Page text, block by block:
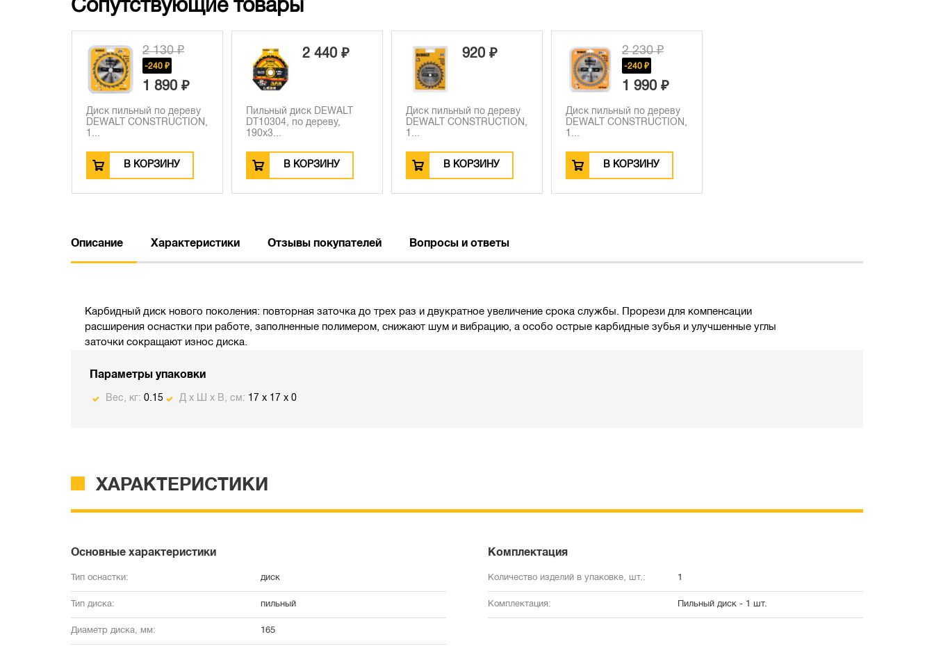
Сопутствующие товары
2 130 ₽
-240 ₽
1 890 ₽
Диск пильный по дереву
DEWALT CONSTRUCTION,
1...
В КОРЗИНУ
2 440 ₽
Пильный диск DEWALT
DT10304, по дереву,
190х3...
В КОРЗИНУ
920 ₽
Диск пильный по дереву
DEWALT CONSTRUCTION,
1...
В КОРЗИНУ
2 230 ₽
-240 ₽
1 990 ₽
Диск пильный по дереву
DEWALT CONSTRUCTION,
1...
В КОРЗИНУ
Описание Характеристики Отзывы покупателей Вопросы и ответы
Карбидный диск нового поколения: повторная заточка до трех раз и двукратное увеличение срока службы. Прорези для компенсации
расширения оснастки при работе, заполненные полимером, снижают шум и вибрацию, а особо острые карбидные зубья и улучшенные углы
заточки сокращают износ диска.
Параметры упаковки
Вес, кг: 0.15 Д х Ш х В, см: 17 x 17 x 0
ХАРАКТЕРИСТИКИ
Основные характеристики
Тип оснастки: диск
Тип диска: пильный
Диаметр диска, мм: 165
Комплектация
Количество изделий в упаковке, шт.: 1
Комплектация: Пильный диск - 1 шт.